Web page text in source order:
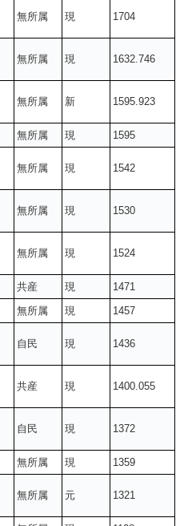
無所属 現 1704
無所属 現 1632.746
無所属 新 1595.923
無所属 現 1595
無所属 現 1542
無所属 現 1530
無所属 現 1524
共産 現
1471
無所属 現 1457
自民 現 1436
共産 現 1400.055
自民 現 1372
無所属 現 1359
無所属 元 1321